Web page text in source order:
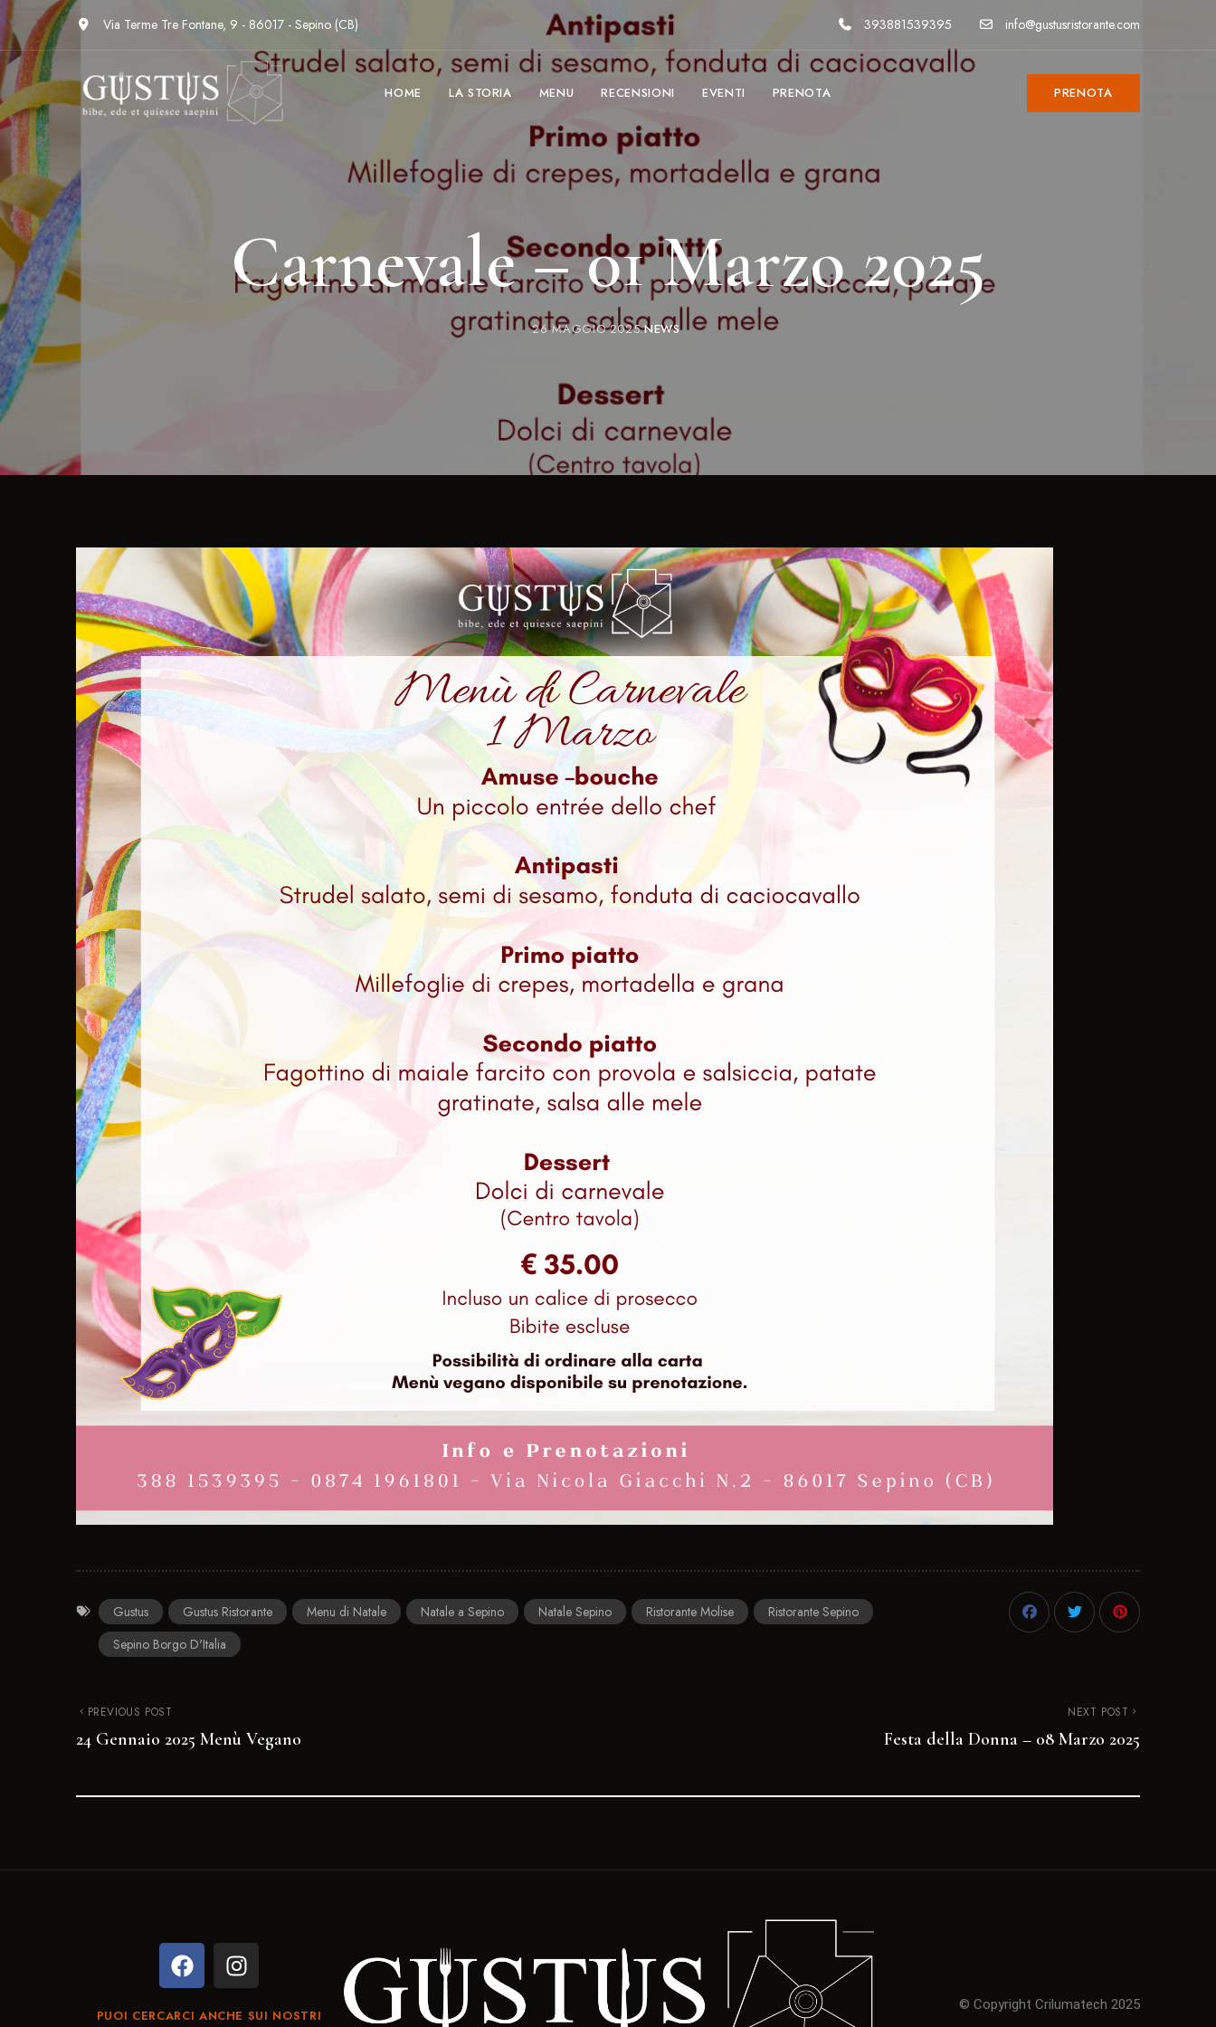
Via Terme Tre Fontane, 9 - 86017 - Sepino (CB) 393881539395 info@gustusristorante.com
HOME LA STORIA MENU RECENSIONI EVENTI PRENOTA PRENOTA
Carnevale – 01 Marzo 2025
26 MAGGIO 2025 NEWS
Gustus Gustus Ristorante Menu di Natale Natale a Sepino Natale Sepino Ristorante Molise
Ristorante Sepino
Sepino Borgo D'Italia
PREVIOUS POST
24 Gennaio 2025 Menù Vegano
NEXT POST
Festa della Donna – 08 Marzo 2025
PUOI CERCARCI ANCHE SUI NOSTRI
© Copyright Crilumatech 2025